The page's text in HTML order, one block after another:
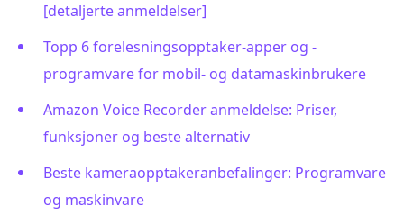
[detaljerte anmeldelser]
Topp 6 forelesningsopptaker-apper og -
programvare for mobil- og datamaskinbrukere
Amazon Voice Recorder anmeldelse: Priser,
funksjoner og beste alternativ
Beste kameraopptakeranbefalinger: Programvare
og maskinvare